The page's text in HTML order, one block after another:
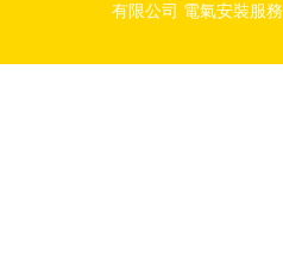
有限公司 電氣安裝服務